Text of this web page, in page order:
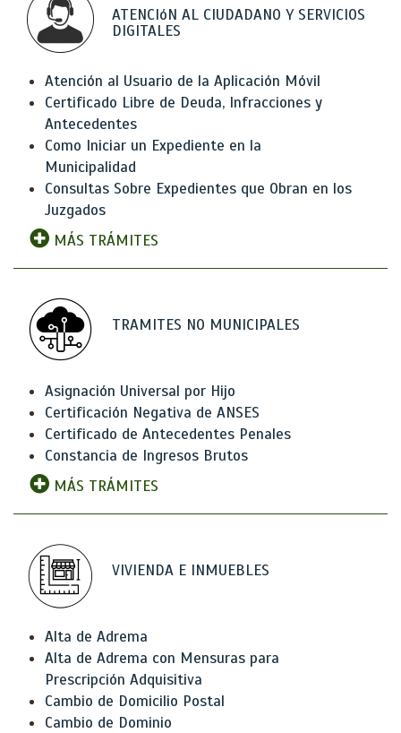
ATENCIóN AL CIUDADANO Y SERVICIOS
DIGITALES
Atención al Usuario de la Aplicación Móvil
Certificado Libre de Deuda, Infracciones y
Antecedentes
Como Iniciar un Expediente en la
Municipalidad
Consultas Sobre Expedientes que Obran en los
Juzgados
MÁS TRÁMITES
TRAMITES NO MUNICIPALES
Asignación Universal por Hijo
Certificación Negativa de ANSES
Certificado de Antecedentes Penales
Constancia de Ingresos Brutos
MÁS TRÁMITES
VIVIENDA E INMUEBLES
Alta de Adrema
Alta de Adrema con Mensuras para
Prescripción Adquisitiva
Cambio de Domicilio Postal
Cambio de Dominio